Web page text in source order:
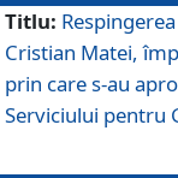
Titlu:
Cristian Matei,
prin care s-au
Serviciului pentru